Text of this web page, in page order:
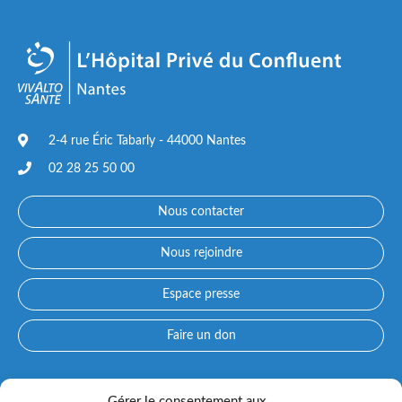
2-4 rue Éric Tabarly - 44000 Nantes
02 28 25 50 00
Nous contacter
Nous rejoindre
Espace presse
Faire un don